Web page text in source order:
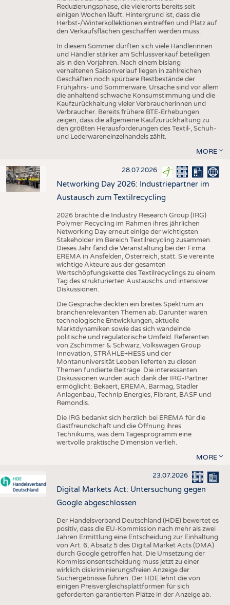
Reduzierungsphase, die vielerorts bereits seit
einigen Wochen läuft. Hintergrund ist, dass die
Herbst-/Winterkollektionen eintreffen und Platz auf
den Verkaufsflächen geschaffen werden muss.
In diesem Sommer dürften sich viele Händlerinnen
und Händler stärker am Schlussverkauf beteiligen
als in den Vorjahren. Nach einem bislang
verhaltenen Saisonverlauf liegen in zahlreichen
Geschäften noch spürbare Restbestände der
Frühjahrs- und Sommerware. Ursache sind vor allem
die anhaltend schwache Konsumstimmung und die
Kaufzurückhaltung vieler Verbraucherinnen und
Verbraucher. Bereits frühere BTE-Erhebungen
zeigen, dass die allgemeine Kaufzurückhaltung zu
den größten Herausforderungen des Textil-, Schuh-
und Lederwareneinzelhandels zählt.
MORE
28.07.2026
Networking Day 2026: Industriepartner im
Austausch zum Textilrecycling
2026 brachte die Industry Research Group (IRG)
Polymer Recycling im Rahmen ihres jährlichen
Networking Day erneut einige der wichtigsten
Stakeholder im Bereich Textilrecycling zusammen.
Dieses Jahr fand die Veranstaltung bei der Firma
EREMA in Ansfelden, Österreich, statt. Sie vereinte
wichtige Akteure aus der gesamten
Wertschöpfungskette des Textilrecyclings zu einem
Tag des strukturierten Austauschs und intensiver
Diskussionen.
Die Gespräche deckten ein breites Spektrum an
branchenrelevanten Themen ab. Darunter waren
technologische Entwicklungen, aktuelle
Marktdynamiken sowie das sich wandelnde
politische und regulatorische Umfeld. Referenten
von Zschimmer & Schwarz, Volkswagen Group
Innovation, STRÄHLE+HESS und der
Montanuniversität Leoben lieferten zu diesen
Themen fundierte Beiträge. Die interessanten
Diskussionen wurden auch dank der IRG-Partner
ermöglicht: Bekaert, EREMA, Barmag, Stadler
Anlagenbau, Technip Energies, Fibrant, BASF und
Remondis.
Die IRG bedankt sich herzlich bei EREMA für die
Gastfreundschaft und die Öffnung ihres
Technikums, was dem Tagesprogramm eine
wertvolle praktische Dimension verlieh.
MORE
23.07.2026
Digital Markets Act: Untersuchung gegen
Google abgeschlossen
Der Handelsverband Deutschland (HDE) bewertet es
positiv, dass die EU-Kommission nach mehr als zwei
Jahren Ermittlung eine Entscheidung zur Einhaltung
von Art. 6, Absatz 5 des Digital Market Acts (DMA)
durch Google getroffen hat. Die Umsetzung der
Kommissionsentscheidung muss jetzt zu einer
wirklich diskriminierungsfreien Anzeige der
Suchergebnisse führen. Der HDE lehnt die von
einigen Preisvergleichsplattformen für sich
geforderten garantierten Plätze in der Anzeige ab.